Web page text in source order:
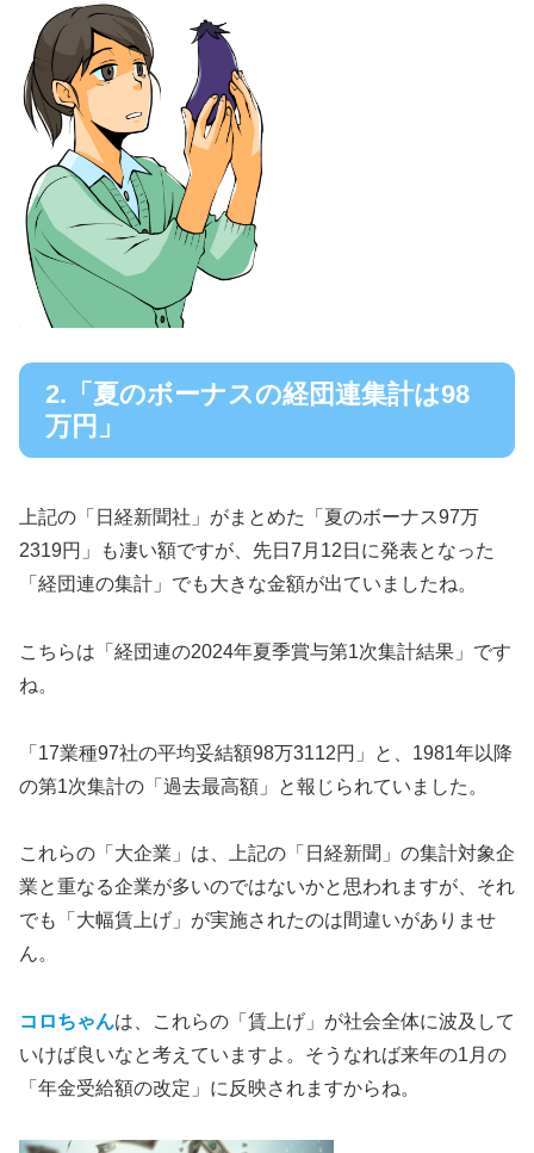
2.「夏のボーナスの経団連集計は98
万円」
上記の「日経新聞社」がまとめた「夏のボーナス97万
2319円」も凄い額ですが、先日7月12日に発表となった
「経団連の集計」でも大きな金額が出ていましたね。
こちらは「経団連の2024年夏季賞与第1次集計結果」です
ね。
「17業種97社の平均妥結額98万3112円」と、1981年以降
の第1次集計の「過去最高額」と報じられていました。
これらの「大企業」は、上記の「日経新聞」の集計対象企
業と重なる企業が多いのではないかと思われますが、それ
でも「大幅賃上げ」が実施されたのは間違いがありませ
ん。
コロちゃんは、これらの「賃上げ」が社会全体に波及して
いけば良いなと考えていますよ。そうなれば来年の1月の
「年金受給額の改定」に反映されますからね。